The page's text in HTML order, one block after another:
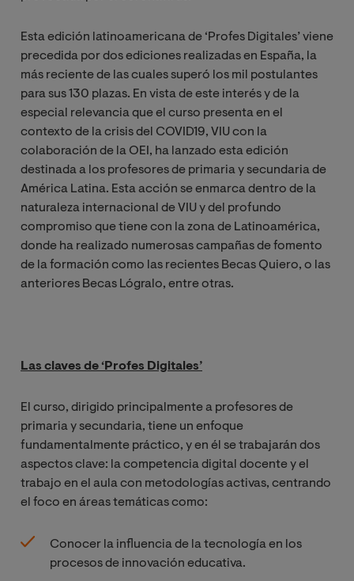
Esta edición latinoamericana de ‘Profes Digitales’ viene
precedida por dos ediciones realizadas en España, la
más reciente de las cuales superó los mil postulantes
para sus 130 plazas. En vista de este interés y de la
especial relevancia que el curso presenta en el
contexto de la crisis del COVID19, VIU con la
colaboración de la OEI, ha lanzado esta edición
destinada a los profesores de primaria y secundaria de
América Latina. Esta acción se enmarca dentro de la
naturaleza internacional de VIU y del profundo
compromiso que tiene con la zona de Latinoamérica,
donde ha realizado numerosas campañas de fomento
de la formación como las recientes Becas Quiero, o las
anteriores Becas Lógralo, entre otras.
Las claves de ‘Profes Digitales’
El curso, dirigido principalmente a profesores de
primaria y secundaria, tiene un enfoque
fundamentalmente práctico, y en él se trabajarán dos
aspectos clave: la competencia digital docente y el
trabajo en el aula con metodologías activas, centrando
el foco en áreas temáticas como:
Conocer la influencia de la tecnología en los
procesos de innovación educativa.